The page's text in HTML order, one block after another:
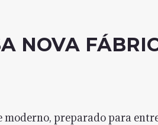
NOVA
preparado para